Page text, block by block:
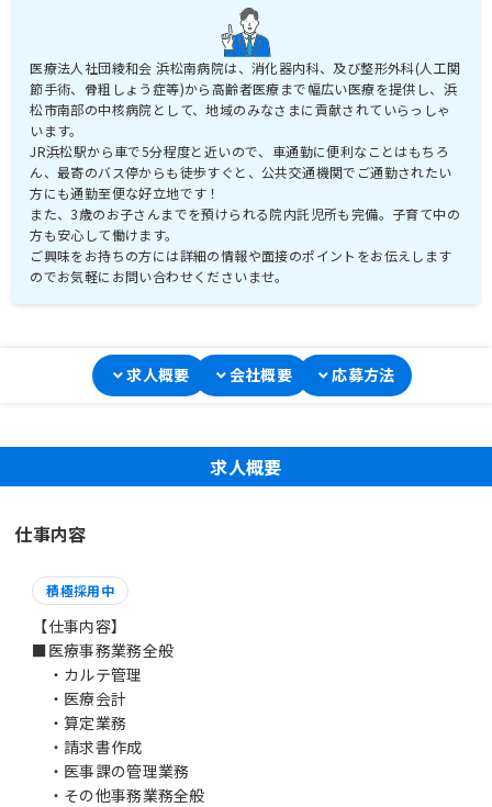
医療法人社団綾和会 浜松南病院は、消化器内科、及び整形外科(人工関
節手術、骨粗しょう症等)から高齢者医療まで幅広い医療を提供し、浜
松市南部の中核病院として、地域のみなさまに貢献されていらっしゃ
います。
JR浜松駅から車で5分程度と近いので、車通勤に便利なことはもちろ
ん、最寄のバス停からも徒歩すぐと、公共交通機関でご通勤されたい
方にも通勤至便な好立地です！
また、3歳のお子さんまでを預けられる院内託児所も完備。子育て中の
方も安心して働けます。
ご興味をお持ちの方には詳細の情報や面接のポイントをお伝えします
のでお気軽にお問い合わせくださいませ。
求人概要 会社概要 応募方法
求人概要
仕事内容
積極採用中
【仕事内容】
■医療事務業務全般
・カルテ管理
・医療会計
・算定業務
・請求書作成
・医事課の管理業務
・その他事務業務全般